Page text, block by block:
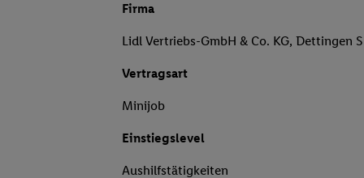
Firma
Lidl Vertriebs-GmbH & Co. KG, Dettingen
Vertragsart
Minijob
Einstiegslevel
Aushilfstätigkeiten